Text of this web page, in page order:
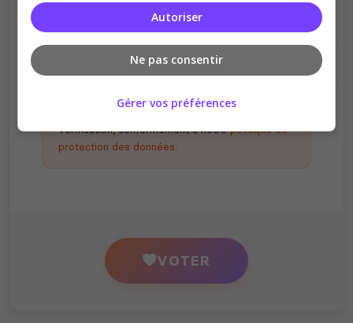
votants
votre adresse IP à des fins d'analyse et de
vérification, conformément à notrepolitique de
protection des données.
VOTER
Autoriser
Ne pas consentir
Gérer vos préférences